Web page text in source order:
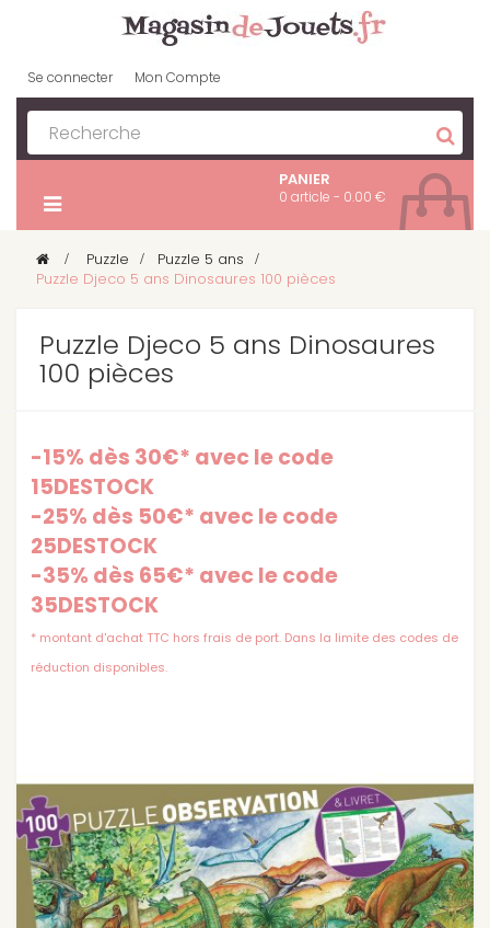
Se connecter Mon Compte
PANIER
0 article - 0.00 €
> Puzzle > Puzzle 5 ans >
Puzzle Djeco 5 ans Dinosaures 100 pièces
Puzzle Djeco 5 ans Dinosaures
100 pièces
-15% dès 30€* avec le code
15DESTOCK
-25% dès 50€* avec le code
25DESTOCK
-35% dès 65€* avec le code
35DESTOCK
* montant d'achat TTC hors frais de port. Dans la limite des codes de
réduction disponibles.